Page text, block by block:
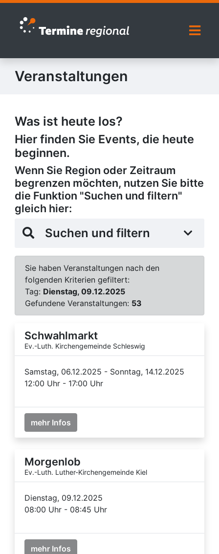
Zur Navigation springen
Zum Inhalt springen
Veranstaltungen
Was ist heute los?
Hier finden Sie Events, die heute
beginnen.
Wenn Sie Region oder Zeitraum
begrenzen möchten, nutzen Sie bitte
die Funktion "Suchen und filtern"
gleich hier:
Suchen und filtern
Sie haben Veranstaltungen nach den
folgenden Kriterien gefiltert:
Tag: Dienstag, 09.12.2025
Gefundene Veranstaltungen: 53
Schwahlmarkt
Ev.-Luth. Kirchengemeinde Schleswig
Samstag, 06.12.2025 - Sonntag, 14.12.2025
12:00 Uhr - 17:00 Uhr
mehr Infos
Morgenlob
Ev.-Luth. Luther-Kirchengemeinde Kiel
Dienstag, 09.12.2025
08:00 Uhr - 08:45 Uhr
mehr Infos